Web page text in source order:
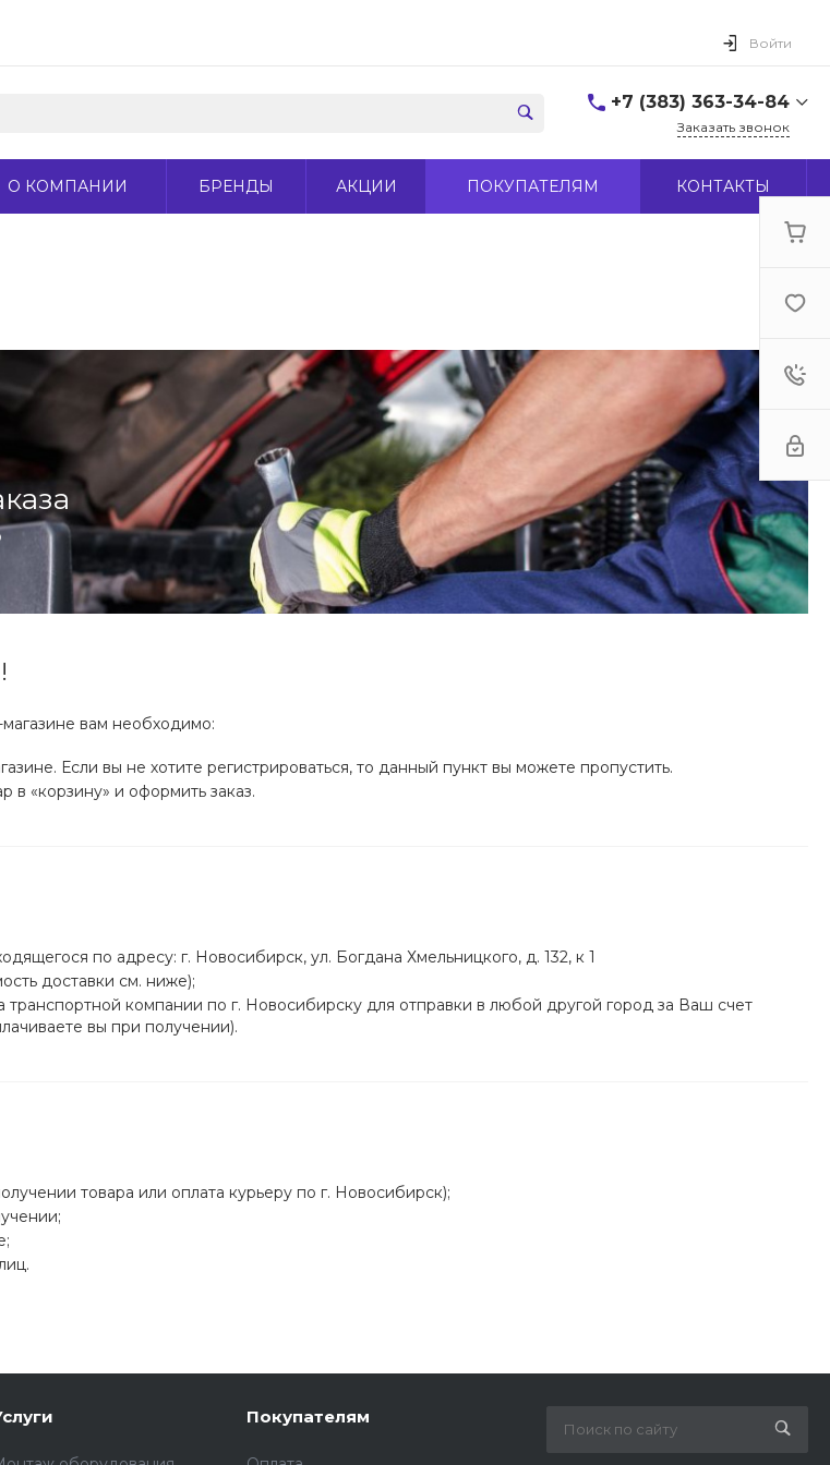
Войти
+7 (383) 363-34-84
г. Новосибирск, ул.
Заказать звонок
О КОМПАНИИ БРЕНДЫ АКЦИИ ПОКУПАТЕЛЯМ КОНТАКТЫ
вам необходимо:
Если вы не хотите регистрироваться, то данный пункт вы можете пропустить.
в «корзину» и оформить заказ.
по адресу: г. Новосибирск, ул. Богдана Хмельницкого, д. 132, к 1
доставки см. ниже);
транспортной компании по г. Новосибирску для отправки в любой другой город за Ваш счет
вы при получении).
товара или оплата курьеру по г. Новосибирск);
Покупателям